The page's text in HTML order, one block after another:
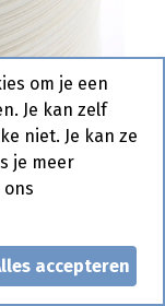
cm 40
om je een
Je kan zelf
niet. Je kan ze
je meer
accepteren